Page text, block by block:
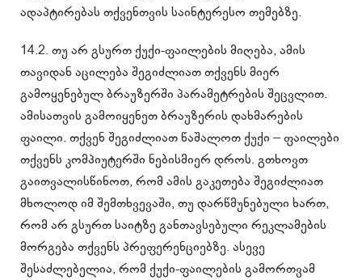
ადაპტირებას თქვენთვის საინტერესო თემებზე.
14.2. თუ არ გსურთ ქუქი-ფაილების მიღება, ამის
თავიდან აცილება შეგიძლიათ თქვენს მიერ
გამოყენებულ ბრაუზერში პარამეტრების შეცვლით.
ამისათვის გამოიყენეთ ბრაუზერის დახმარების
ფაილი. თქვენ შეგიძლიათ წაშალოთ ქუქი – ფაილები
თქვენს კომპიუტერში ნებისმიერ დროს. გთხოვთ
გაითვალისწინოთ, რომ ამის გაკეთება შეგიძლიათ
მხოლოდ იმ შემთხვევაში, თუ დარწმუნებული ხართ,
რომ არ გსურთ საიტზე განთავსებული რეკლამების
მორგება თქვენს პრეფერენციებზე. ასევე
შესაძლებელია, რომ ქუქი-ფაილების გამორთვამ